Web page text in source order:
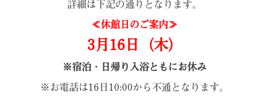
詳細は下記の通りとなります。
≪休館日のご案内≫
3月16日（木）
※宿泊・日帰り入浴ともにお休み
※お電話は16日10:00から不通となります。